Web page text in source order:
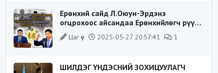
Ерөнхий сайд Л.Оюун-Эрдэнэ
огцрохоос айсандаа Ерөнхийлөгч рүү
буруугаа чиглүүлж эхлэв үү
Цаг үе 2025-05-27 20:57:41 1
ШИЛДЭГ ҮНДЭСНИЙ ЗОХИЦУУЛАГЧ